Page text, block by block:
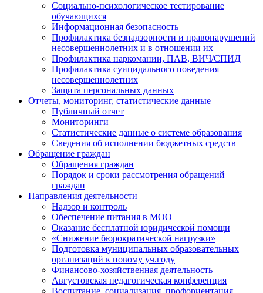
Социально-психологическое тестирование
обучающихся
Информационная безопасность
Профилактика безнадзорности и правонарушений
несовершеннолетних и в отношении их
Профилактика наркомании, ПАВ, ВИЧ/СПИД
Профилактика суицидального поведения
несовершеннолетних
Защита персональных данных
Отчеты, мониторинг, статистические данные
Публичный отчет
Мониторинги
Статистические данные о системе образования
Сведения об исполнении бюджетных средств
Обращение граждан
Обращения граждан
Порядок и сроки рассмотрения обращений
граждан
Направления деятельности
Надзор и контроль
Обеспечение питания в МОО
Оказание бесплатной юридической помощи
«Снижение бюрократической нагрузки»
Подготовка муниципальных образовательных
организаций к новому уч.году
Финансово-хозяйственная деятельность
Августовская педагогическая конференция